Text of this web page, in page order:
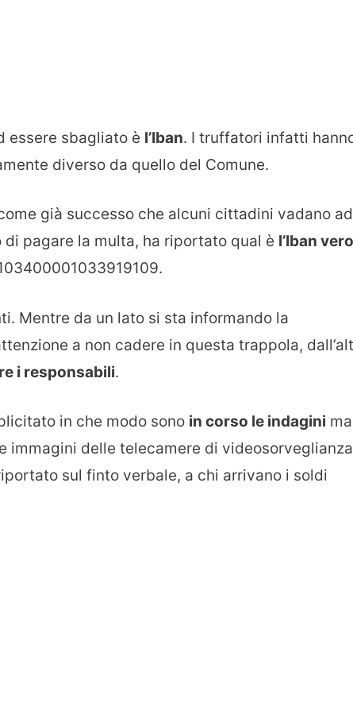
essere sbagliato è l’Iban. I truffatori infatti
diverso da quello del Comune.
già successo che alcuni cittadini vadano ad
pagare la multa, ha riportato qual è l’Iban vero
Mentre da un lato si sta informando la
a non cadere in questa trappola,
i responsabili.
in che modo sono in corso le indagini
immagini delle telecamere di
sul finto verbale, a chi arrivano i soldi